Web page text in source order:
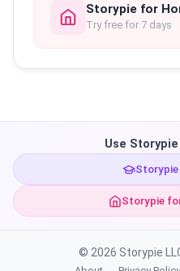
Storypie for
Try free for 7 days
Use
Storypie
© 2026 Storypie